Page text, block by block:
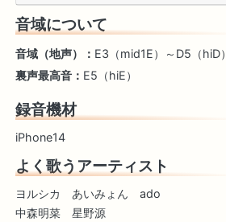
音域について
音域（地声）： E3（mid1E）～D5（hiD）
裏声最高音： E5（hiE）
録音機材
iPhone14
よく歌うアーティスト
ヨルシカ あいみょん ado
中森明菜 星野源